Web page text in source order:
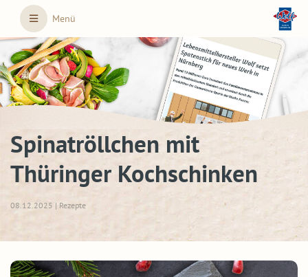
Skip to main content
Menü
Spinatröllchen mit
Thüringer Kochschinken
08.12.2025 | Rezepte